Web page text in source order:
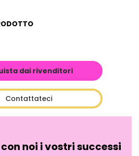
dai rivenditori
Contattateci
noi i vostri successi